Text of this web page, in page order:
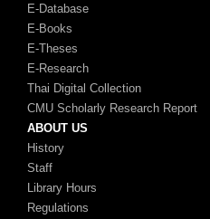
E-Database
E-Books
E-Theses
E-Research
Thai Digital Collection
CMU Scholarly Research Report
ABOUT US
History
Staff
Library Hours
Regulations